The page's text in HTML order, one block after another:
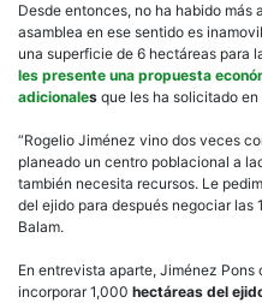
Desde entonces, no ha habido más
asamblea en ese sentido es
una superficie de 6 hectáreas para
les presente una propuesta
adicionales que les ha solicitado
“Rogelio Jiménez vino dos veces
planeado un centro poblacional a
también necesita recursos. Le
del ejido para después negociar las
Balam.
En entrevista aparte, Jiménez
incorporar 1,000 hectáreas del